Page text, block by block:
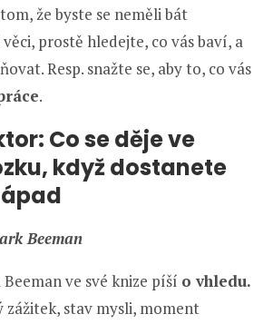
že byste se neměli bát
prostě hledejte, co vás baví, a
Resp. snažte se, aby to, co vás
.
Co se děje ve
když dostanete
Beeman
ve své knize píší o vhledu.
zážitek, stav mysli, moment